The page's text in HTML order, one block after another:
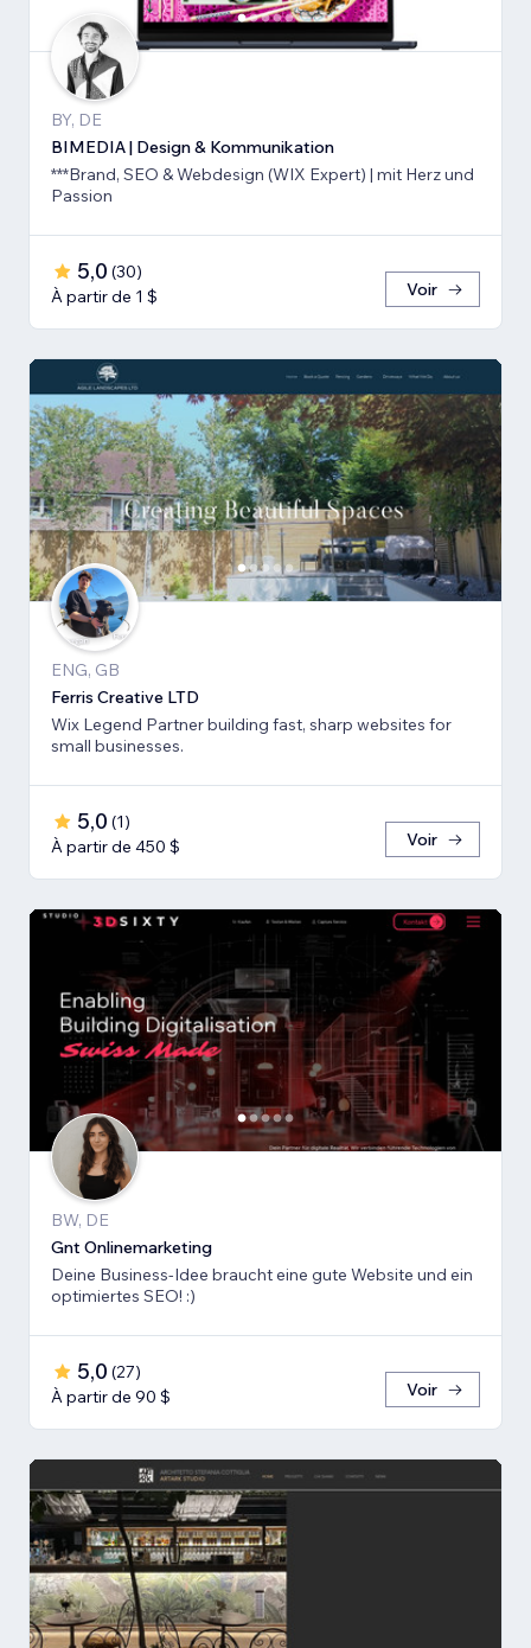
BY, DE
BIMEDIA | Design & Kommunikation
***Brand, SEO & Webdesign (WIX Expert) | mit Herz und
Passion
5,0 (30)
À partir de 1 $
Voir
ENG, GB
Ferris Creative LTD
Wix Legend Partner building fast, sharp websites for
small businesses.
5,0 (1)
À partir de 450 $
Voir
BW, DE
Gnt Onlinemarketing
Deine Business-Idee braucht eine gute Website und ein
optimiertes SEO! :)
5,0 (27)
À partir de 90 $
Voir